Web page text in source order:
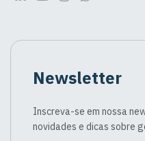
Newsletter
Inscreva-se em nossa
novidades e dicas sobre